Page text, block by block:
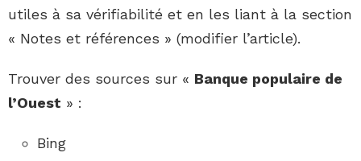
utiles à sa vérifiabilité et en les liant à la section
« Notes et références » (modifier l’article).
Trouver des sources sur « Banque populaire de
l’Ouest » :
Bing